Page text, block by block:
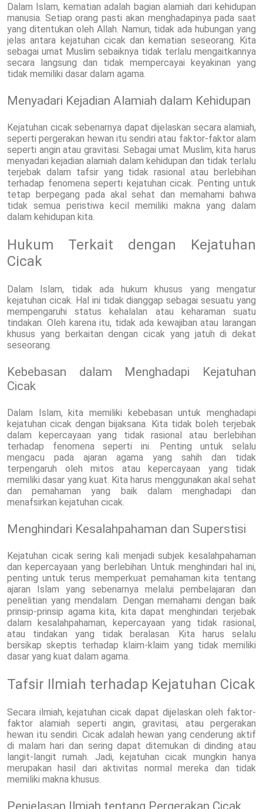
Dalam Islam, kematian adalah bagian alamiah dari kehidupan
manusia. Setiap orang pasti akan menghadapinya pada saat
yang ditentukan oleh Allah. Namun, tidak ada hubungan yang
jelas antara kejatuhan cicak dan kematian seseorang. Kita
sebagai umat Muslim sebaiknya tidak terlalu mengaitkannya
secara langsung dan tidak mempercayai keyakinan yang
tidak memiliki dasar dalam agama.
Menyadari Kejadian Alamiah dalam Kehidupan
Kejatuhan cicak sebenarnya dapat dijelaskan secara alamiah,
seperti pergerakan hewan itu sendiri atau faktor-faktor alam
seperti angin atau gravitasi. Sebagai umat Muslim, kita harus
menyadari kejadian alamiah dalam kehidupan dan tidak terlalu
terjebak dalam tafsir yang tidak rasional atau berlebihan
terhadap fenomena seperti kejatuhan cicak. Penting untuk
tetap berpegang pada akal sehat dan memahami bahwa
tidak semua peristiwa kecil memiliki makna yang dalam
dalam kehidupan kita.
Hukum Terkait dengan Kejatuhan
Cicak
Dalam Islam, tidak ada hukum khusus yang mengatur
kejatuhan cicak. Hal ini tidak dianggap sebagai sesuatu yang
mempengaruhi status kehalalan atau keharaman suatu
tindakan. Oleh karena itu, tidak ada kewajiban atau larangan
khusus yang berkaitan dengan cicak yang jatuh di dekat
seseorang.
Kebebasan dalam Menghadapi Kejatuhan
Cicak
Dalam Islam, kita memiliki kebebasan untuk menghadapi
kejatuhan cicak dengan bijaksana. Kita tidak boleh terjebak
dalam kepercayaan yang tidak rasional atau berlebihan
terhadap fenomena seperti ini. Penting untuk selalu
mengacu pada ajaran agama yang sahih dan tidak
terpengaruh oleh mitos atau kepercayaan yang tidak
memiliki dasar yang kuat. Kita harus menggunakan akal sehat
dan pemahaman yang baik dalam menghadapi dan
menafsirkan kejatuhan cicak.
Menghindari Kesalahpahaman dan Superstisi
Kejatuhan cicak sering kali menjadi subjek kesalahpahaman
dan kepercayaan yang berlebihan. Untuk menghindari hal ini,
penting untuk terus memperkuat pemahaman kita tentang
ajaran Islam yang sebenarnya melalui pembelajaran dan
penelitian yang mendalam. Dengan memahami dengan baik
prinsip-prinsip agama kita, kita dapat menghindari terjebak
dalam kesalahpahaman, kepercayaan yang tidak rasional,
atau tindakan yang tidak beralasan. Kita harus selalu
bersikap skeptis terhadap klaim-klaim yang tidak memiliki
dasar yang kuat dalam agama.
Tafsir Ilmiah terhadap Kejatuhan Cicak
Secara ilmiah, kejatuhan cicak dapat dijelaskan oleh faktor-
faktor alamiah seperti angin, gravitasi, atau pergerakan
hewan itu sendiri. Cicak adalah hewan yang cenderung aktif
di malam hari dan sering dapat ditemukan di dinding atau
langit-langit rumah. Jadi, kejatuhan cicak mungkin hanya
merupakan hasil dari aktivitas normal mereka dan tidak
memiliki makna khusus.
Penjelasan Ilmiah tentang Pergerakan Cicak